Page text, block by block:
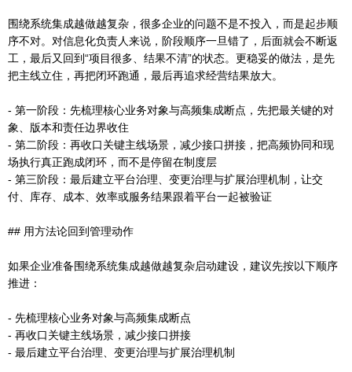
围绕系统集成越做越复杂，很多企业的问题不是不投入，而是起步顺
序不对。对信息化负责人来说，阶段顺序一旦错了，后面就会不断返
工，最后又回到“项目很多、结果不清”的状态。更稳妥的做法，是先
把主线立住，再把闭环跑通，最后再追求经营结果放大。
- 第一阶段：先梳理核心业务对象与高频集成断点，先把最关键的对
象、版本和责任边界收住
- 第二阶段：再收口关键主线场景，减少接口拼接，把高频协同和现
场执行真正跑成闭环，而不是停留在制度层
- 第三阶段：最后建立平台治理、变更治理与扩展治理机制，让交
付、库存、成本、效率或服务结果跟着平台一起被验证
## 用方法论回到管理动作
如果企业准备围绕系统集成越做越复杂启动建设，建议先按以下顺序
推进：
- 先梳理核心业务对象与高频集成断点
- 再收口关键主线场景，减少接口拼接
- 最后建立平台治理、变更治理与扩展治理机制